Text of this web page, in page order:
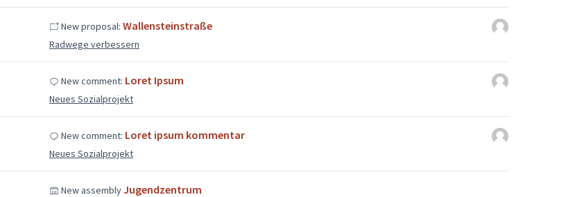
New proposal: Wallensteinstraße
Radwege verbessern
New comment: Loret Ipsum
Neues Sozialprojekt
New comment: Loret ipsum kommentar
Neues Sozialprojekt
New assemblyJugendzentrum